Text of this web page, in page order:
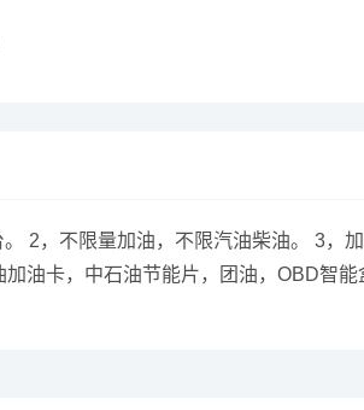
2，不限量加油，不限汽油柴油。 3，
油卡，中石油节能片，团油，OBD智